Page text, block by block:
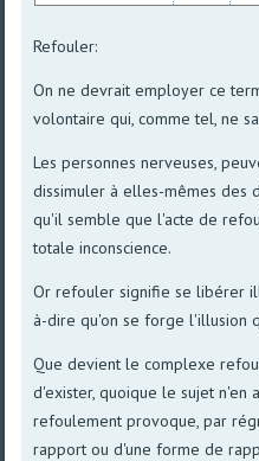
Refouler:
On ne devrait employer ce
volontaire qui, comme tel, ne
Les personnes nerveuses,
dissimuler à elles-mêmes des
qu'il semble que l'acte de
totale inconscience.
Or refouler signifie se libérer
à-dire qu'on se forge l'illusion
Que devient le complexe
d'exister, quoique le sujet n'en
refoulement provoque, par
rapport ou d'une forme de